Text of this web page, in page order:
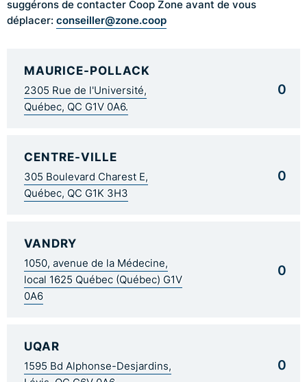
suggérons de contacter Coop Zone avant de vous
déplacer: conseiller@zone.coop
MAURICE-POLLACK
2305 Rue de l'Université,
Québec, QC G1V 0A6.
0
CENTRE-VILLE
305 Boulevard Charest E,
Québec, QC G1K 3H3
0
VANDRY
1050, avenue de la Médecine,
local 1625 Québec (Québec) G1V
0A6
0
UQAR
1595 Bd Alphonse-Desjardins,
0